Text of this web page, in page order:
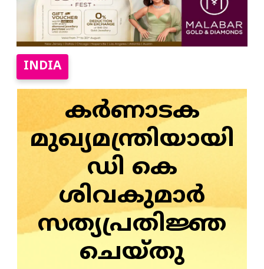
INDIA
കര്‍ണാടക
മുഖ്യമന്ത്രിയായി
ഡി കെ
ശിവകുമാര്‍
സത്യപ്രതിജ്ഞ
ചെയ്തു